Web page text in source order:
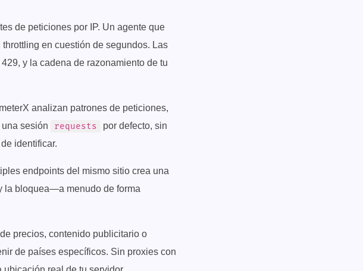
de peticiones por IP. Un agente que
en cuestión de segundos. Las
y la cadena de razonamiento de tu
analizan patrones de peticiones,
sesión
requests
por defecto, sin
identificar.
endpoints del mismo sitio crea una
la bloquea—a menudo de forma
precios, contenido publicitario o
de países específicos. Sin proxies con